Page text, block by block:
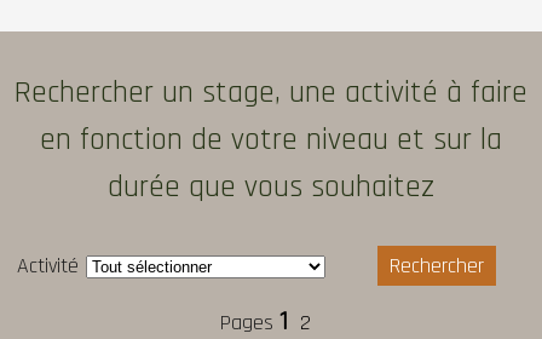
Rechercher un stage, une activité à faire
en fonction de votre niveau et sur la
durée que vous souhaitez
Activité
1 2